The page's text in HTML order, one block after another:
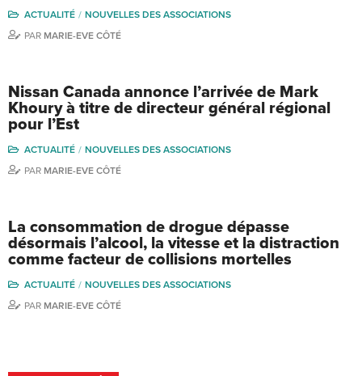
ACTUALITÉ
NOUVELLES DES ASSOCIATIONS
PAR MARIE-EVE CÔTÉ
Nissan Canada annonce l’arrivée de Mark
Khoury à titre de directeur général régional
pour l’Est
ACTUALITÉ
NOUVELLES DES ASSOCIATIONS
PAR MARIE-EVE CÔTÉ
La consommation de drogue dépasse
désormais l’alcool, la vitesse et la distraction
comme facteur de collisions mortelles
ACTUALITÉ
NOUVELLES DES ASSOCIATIONS
PAR MARIE-EVE CÔTÉ